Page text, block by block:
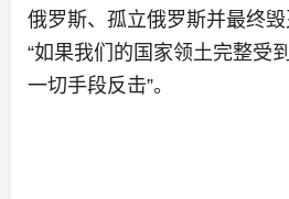
俄罗斯、孤立俄罗斯并最终毁
“如果我们的国家领土完整受
一切手段反击”。